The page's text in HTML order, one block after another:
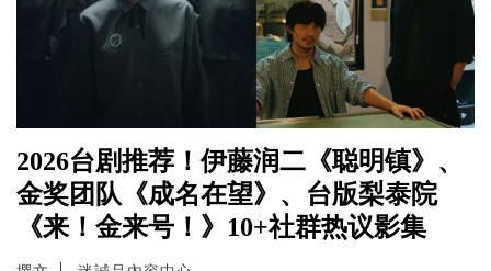
2026台剧推荐！伊藤润二《聪明镇》、
金奖团队《成名在望》、台版梨泰院
《来！金来号！》10+社群热议影集